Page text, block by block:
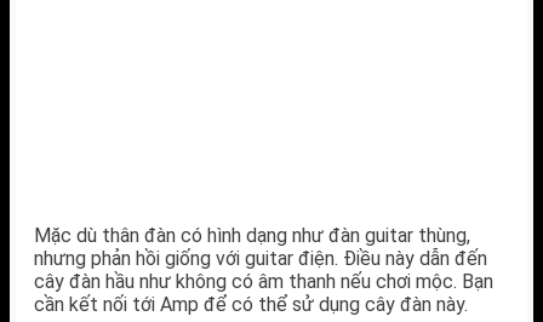
Mặc dù thân đàn có hình dạng như đàn guitar thùng,
nhưng phản hồi giống với guitar điện. Điều này dẫn đến
cây đàn hầu như không có âm thanh nếu chơi mộc. Bạn
cần kết nối tới Amp để có thể sử dụng cây đàn này.